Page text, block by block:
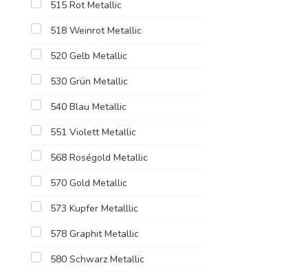
515 Rot Metallic
518 Weinrot Metallic
520 Gelb Metallic
530 Grün Metallic
540 Blau Metallic
551 Violett Metallic
568 Roségold Metallic
570 Gold Metallic
573 Kupfer Metalllic
578 Graphit Metallic
580 Schwarz Metallic